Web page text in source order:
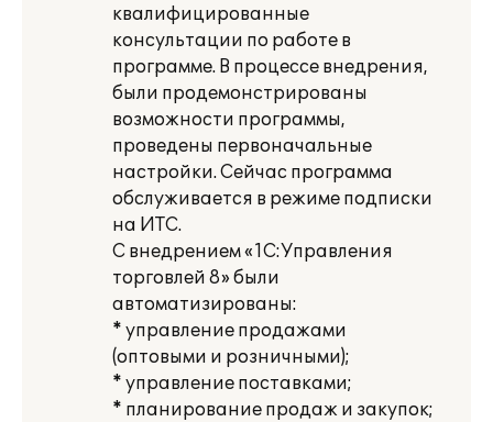
квалифицированные
консультации по работе в
программе. В процессе внедрения,
были продемонстрированы
возможности программы,
проведены первоначальные
настройки. Сейчас программа
обслуживается в режиме подписки
на ИТС.
С внедрением «1С:Управления
торговлей 8» были
автоматизированы:
* управление продажами
(оптовыми и розничными);
* управление поставками;
* планирование продаж и закупок;